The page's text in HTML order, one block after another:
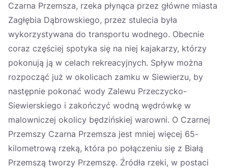
Czarna Przemsza, rzeka płynąca przez główne miasta
Zagłębia Dąbrowskiego, przez stulecia była
wykorzystywana do transportu wodnego. Obecnie
coraz częściej spotyka się na niej kajakarzy, którzy
pokonują ją w celach rekreacyjnych. Spływ można
rozpocząć już w okolicach zamku w Siewierzu, by
następnie pokonać wody Zalewu Przeczycko-
Siewierskiego i zakończyć wodną wędrówkę w
malowniczej okolicy będzińskiej warowni. O Czarnej
Przemszy Czarna Przemsza jest mniej więcej 65-
kilometrową rzeką, która po połączeniu się z Białą
Przemszą tworzy Przemszę. Źródła rzeki, w postaci